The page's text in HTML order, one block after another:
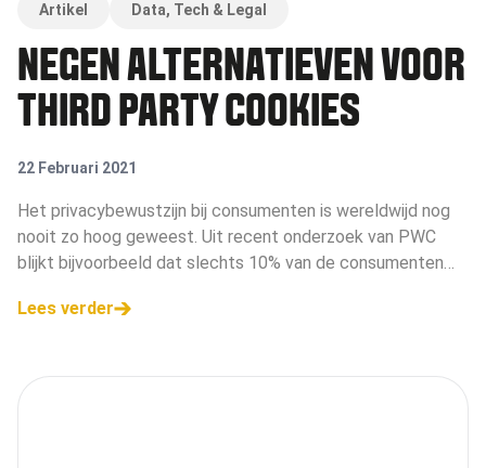
Artikel Data, Tech & Legal
NEGEN ALTERNATIEVEN VOOR
THIRD PARTY COOKIES
22 Februari 2021
Het privacybewustzijn bij consumenten is wereldwijd nog
nooit zo hoog geweest. Uit recent onderzoek van PWC
blijkt bijvoorbeeld dat slechts 10% van de consumenten
haar persoonlijke data en
Lees verder